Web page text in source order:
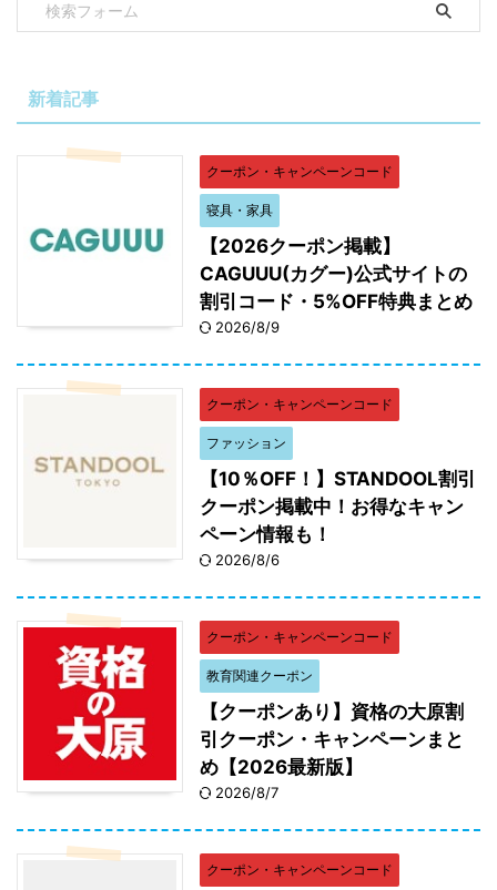
新着記事
クーポン・キャンペーンコード
寝具・家具
【2026クーポン掲載】
CAGUUU(カグー)公式サイトの
割引コード・5%OFF特典まとめ
2026/8/9
クーポン・キャンペーンコード
ファッション
【10％OFF！】STANDOOL割引
クーポン掲載中！お得なキャン
ペーン情報も！
2026/8/6
クーポン・キャンペーンコード
教育関連クーポン
【クーポンあり】資格の大原割
引クーポン・キャンペーンまと
め【2026最新版】
2026/8/7
クーポン・キャンペーンコード